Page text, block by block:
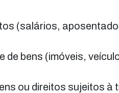
(salários,
de bens (imóveis,
ou direitos sujeitos à